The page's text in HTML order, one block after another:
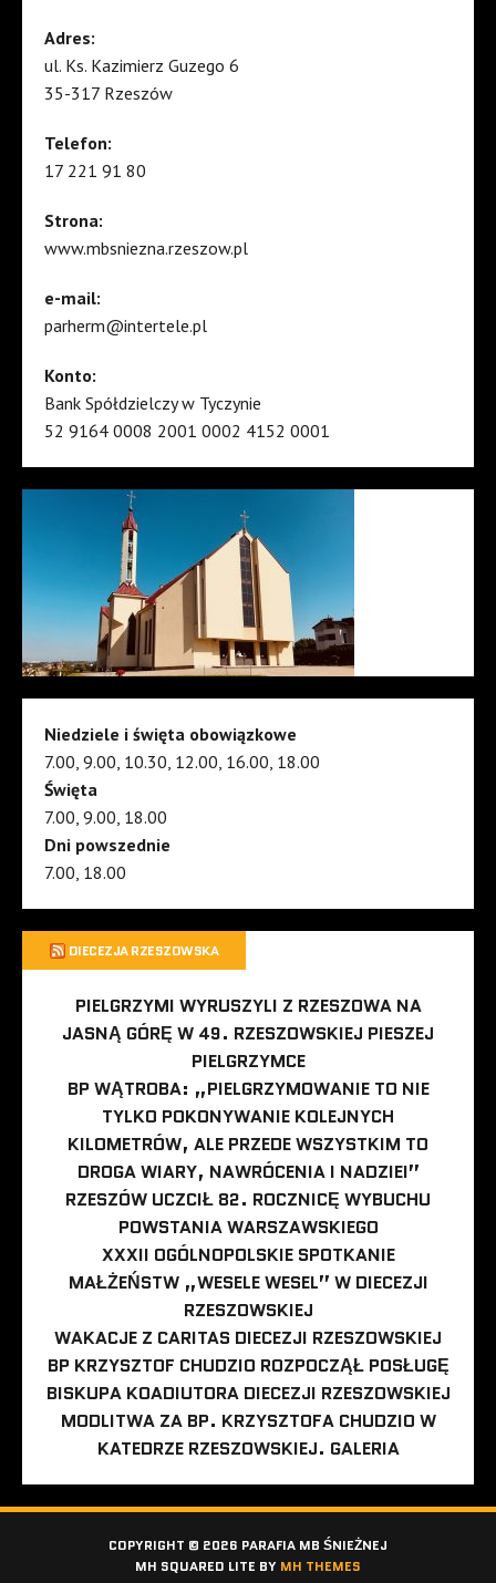
Adres:
ul. Ks. Kazimierz Guzego 6
35-317 Rzeszów
Telefon:
17 221 91 80
Strona:
www.mbsniezna.rzeszow.pl
e-mail:
parherm@intertele.pl
Konto:
Bank Spółdzielczy w Tyczynie
52 9164 0008 2001 0002 4152 0001
Niedziele i święta obowiązkowe
7.00, 9.00, 10.30, 12.00, 16.00, 18.00
Święta
7.00, 9.00, 18.00
Dni powszednie
7.00, 18.00
DIECEZJA RZESZOWSKA
PIELGRZYMI WYRUSZYLI Z RZESZOWA NA
JASNĄ GÓRĘ W 49. RZESZOWSKIEJ PIESZEJ
PIELGRZYMCE
BP WĄTROBA: „PIELGRZYMOWANIE TO NIE
TYLKO POKONYWANIE KOLEJNYCH
KILOMETRÓW, ALE PRZEDE WSZYSTKIM TO
DROGA WIARY, NAWRÓCENIA I NADZIEI”
RZESZÓW UCZCIŁ 82. ROCZNICĘ WYBUCHU
POWSTANIA WARSZAWSKIEGO
XXXII OGÓLNOPOLSKIE SPOTKANIE
MAŁŻEŃSTW „WESELE WESEL” W DIECEZJI
RZESZOWSKIEJ
WAKACJE Z CARITAS DIECEZJI RZESZOWSKIEJ
BP KRZYSZTOF CHUDZIO ROZPOCZĄŁ POSŁUGĘ
BISKUPA KOADIUTORA DIECEZJI RZESZOWSKIEJ
MODLITWA ZA BP. KRZYSZTOFA CHUDZIO W
KATEDRZE RZESZOWSKIEJ. GALERIA
COPYRIGHT © 2026 PARAFIA MB ŚNIEŻNEJ
MH SQUARED LITE BY MH THEMES